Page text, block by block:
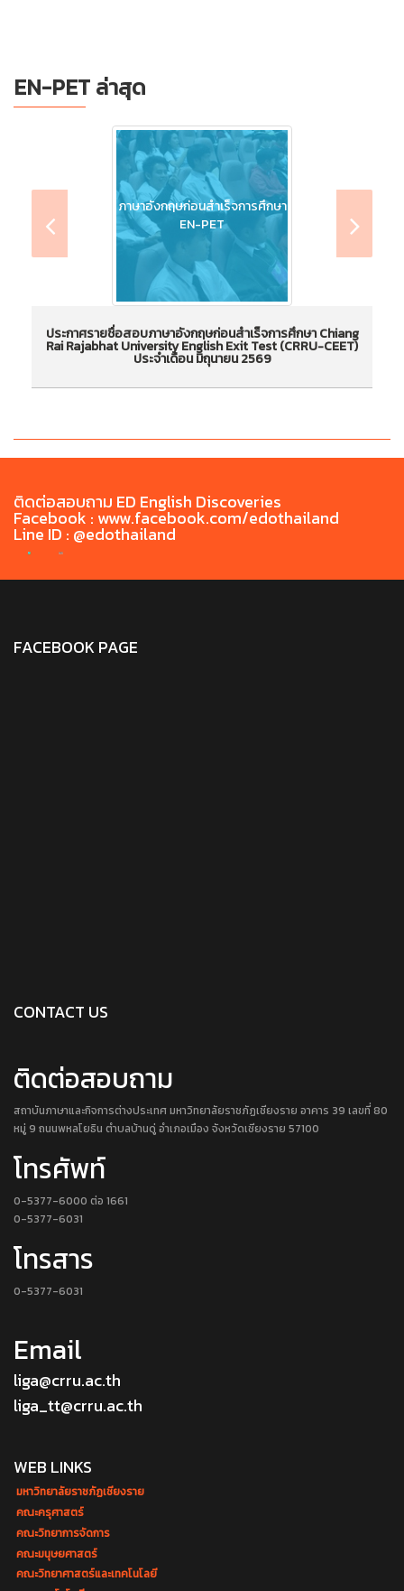
EN-PET ล่าสุด
ภาษาอังกฤษก่อนสำเร็จการศึกษา
EN-PET
ประกาศรายชื่อสอบภาษาอังกฤษก่อนสำเร็จการศึกษา
Chiang Rai Rajabhat University English Exit
ประกาศรายชื่อสอบภาษาอังกฤษก่อนสำเร็จการศึกษา Chiang
Rai Rajabhat University English Exit Test (CRRU-CEET)
ประจำเดือน มิถุนายน 2569
ติดต่อสอบถาม ED English Discoveries
Facebook : www.facebook.com/edothailand
Line ID : @edothailand
FACEBOOK PAGE
CONTACT US
ติดต่อสอบถาม
สถาบันภาษาและกิจการต่างประเทศ มหาวิทยาลัยราชภัฏเชียงราย อาคาร 39 เลขที่ 80
หมู่ 9 ถนนพหลโยธิน ตำบลบ้านดู่ อำเภอเมือง จังหวัดเชียงราย 57100
โทรศัพท์
0-5377-6000 ต่อ 1661
0-5377-6031
โทรสาร
0-5377-6031
Email
liga@crru.ac.th
liga_tt@crru.ac.th
WEB LINKS
มหาวิทยาลัยราชภัฏเชียงราย
คณะครุศาสตร์
คณะวิทยาการจัดการ
คณะมนุษยศาสตร์
คณะวิทยาศาสตร์และเทคโนโลยี